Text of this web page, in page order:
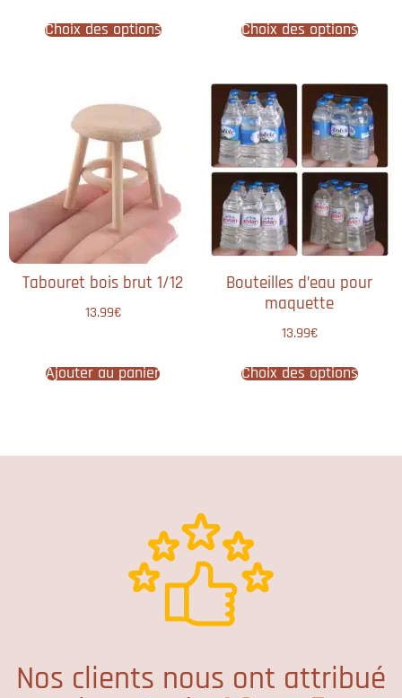
Choix des options Choix des options
Tabouret bois brut 1/12
13.99€
Ajouter au panier
Bouteilles d’eau pour
maquette
13.99€
Choix des options
Nos clients nous ont attribué